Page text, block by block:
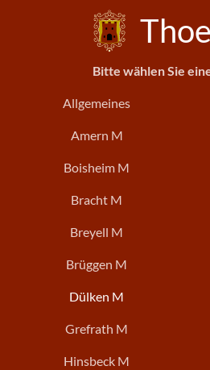
Bitte wählen Sie
Allgemeines
Amern M
Boisheim M
Bracht M
Breyell M
Brüggen M
Dülken M
Grefrath M
Hinsbeck M